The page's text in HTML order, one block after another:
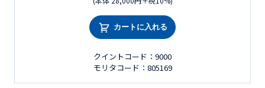
カートに入れる
クイントコード：9000
モリタコード：805169